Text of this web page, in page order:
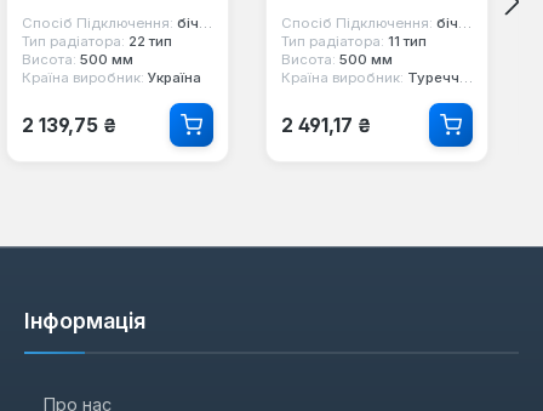
Спосіб Підключення: бічне
Тип радіатора: 22 тип
Висота: 500 мм
Країна виробник: Україна
Звичайна ціна:
2 139,75 ₴
Спосіб Підключення: бічне
Тип радіатора: 11 тип
Висота: 500 мм
Країна виробник: Туреччина
Звичайна ціна:
2 491,17 ₴
Інформація
Про нас